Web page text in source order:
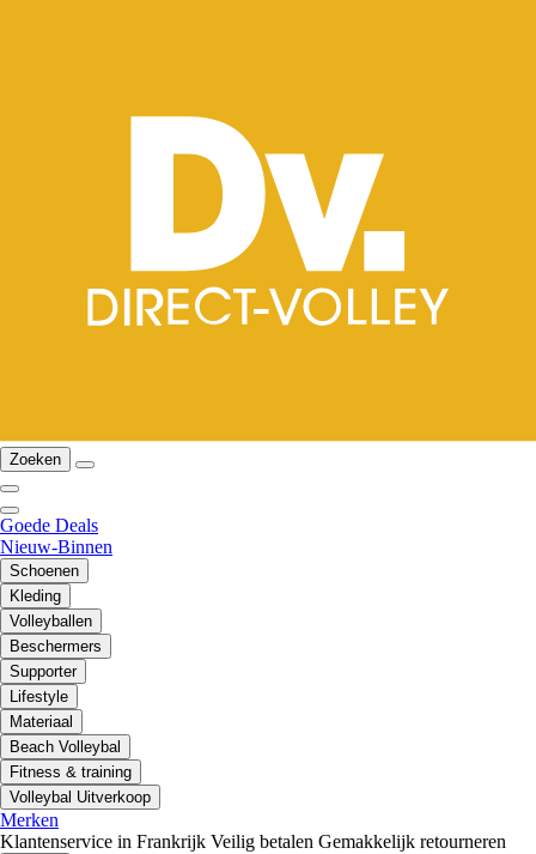
Zoeken
Goede Deals
Nieuw-Binnen
Schoenen
Kleding
Volleyballen
Beschermers
Supporter
Lifestyle
Materiaal
Beach Volleybal
Fitness & training
Volleybal Uitverkoop
Merken
Klantenservice in Frankrijk Veilig betalen Gemakkelijk retourneren